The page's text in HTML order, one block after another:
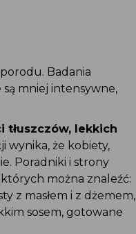
Badania
są mniej intensywne,
tłuszczów, lekkich
wynika, że kobiety,
Poradniki i strony
można znaleźć:
z masłem i z dżemem,
sosem, gotowane